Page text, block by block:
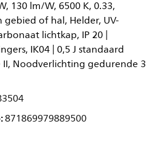
130 lm/W, 6500 K, 0.33,
of hal, Helder, UV-
lichtkap, IP 20 |
IK04 | 0,5 J standaard
II, Noodverlichting gedurende 3
871869979889500